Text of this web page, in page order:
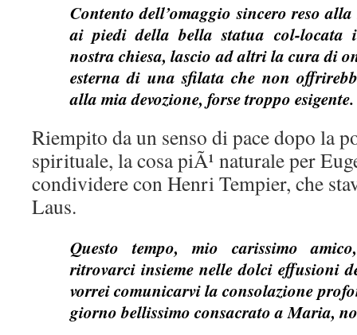
Contento dell’omaggio sincero reso
ai piedi della bella statua col-locata
nostra chiesa, lascio ad altri la cura di
esterna di una sfilata che non
alla mia devozione, forse troppo esigente.
Riempito da un senso di pace dopo la
spirituale, la cosa piÃ¹ naturale per
condividere con Henri Tempier, che
Laus.
Questo tempo, mio carissimo
ritrovarci insieme nelle dolci effusioni
vorrei comunicarvi la consolazione
giorno bellissimo consacrato a Maria,